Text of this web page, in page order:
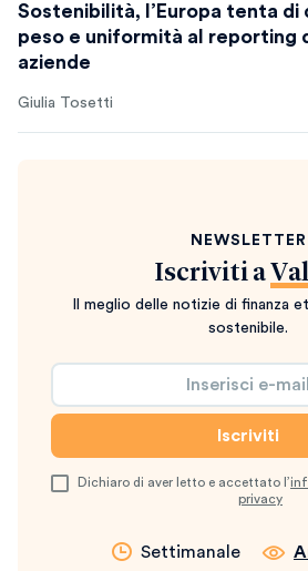
Sostenibilità, l’Europa tenta di
peso e uniformità al reporting
aziende
Giulia Tosetti
NEWSLETTER
Iscriviti a
Il meglio delle notizie di finanza
sostenibile.
Dichiaro di aver letto e accettato l’
privacy
Settimanale